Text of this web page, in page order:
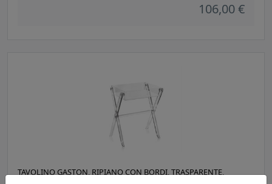
106,00 €
TAVOLINO GASTON, RIPIANO CON BORDI, TRASPARENTE,